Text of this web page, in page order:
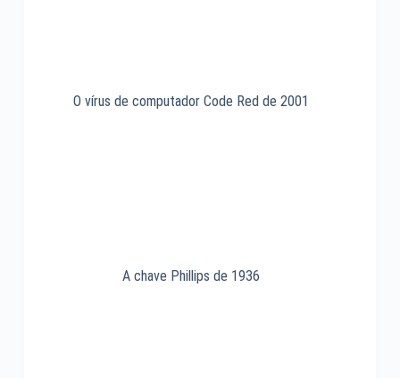
O vírus de computador Code Red de 2001
A chave Phillips de 1936